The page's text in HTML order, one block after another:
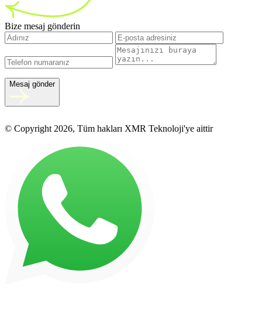
Bize mesaj gönderin
Mesaj gönder
© Copyright 2026, Tüm hakları XMR Teknoloji'ye aittir